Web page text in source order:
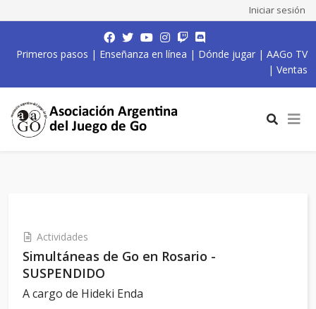
Iniciar sesión
Primeros pasos | Enseñanza en línea | Dónde jugar | AAGo TV
| Ventas
Actividades
Simultáneas de Go en Rosario -
SUSPENDIDO
A cargo de Hideki Enda